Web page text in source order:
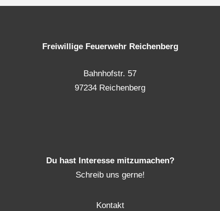
Freiwillige Feuerwehr Reichenberg
Bahnhofstr. 57
97234 Reichenberg
Du hast Interesse mitzumachen?
Schreib uns gerne!
Kontakt